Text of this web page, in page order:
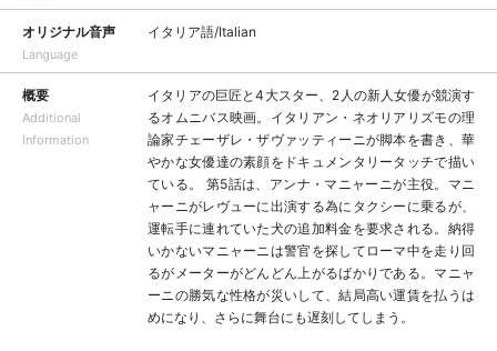
オリジナル音声
Language
イタリア語/Italian
概要
Additional
Information
イタリアの巨匠と4大スター、2人の新人女優が競演す
るオムニバス映画。イタリアン・ネオリアリズモの理
論家チェーザレ・ザヴァッティーニが脚本を書き、華
やかな女優達の素顔をドキュメンタリータッチで描い
ている。 第5話は、アンナ・マニャーニが主役。マニ
ャーニがレヴューに出演する為にタクシーに乗るが、
運転手に連れていた犬の追加料金を要求される。納得
いかないマニャーニは警官を探してローマ中を走り回
るがメーターがどんどん上がるばかりである。マニャ
ーニの勝気な性格が災いして、結局高い運賃を払うは
めになり、さらに舞台にも遅刻してしまう。